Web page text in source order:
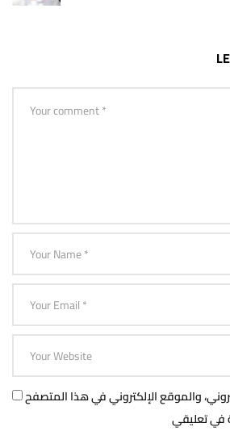
والموقع الإلكتروني في هذا المتصفح